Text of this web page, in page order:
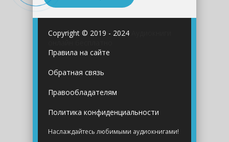
Copyright © 2019 - 2024
Правила на сайте
Обратная связь
Правообладателям
Политика конфиденциальности
Наслаждайтесь любимыми аудиокнигами!